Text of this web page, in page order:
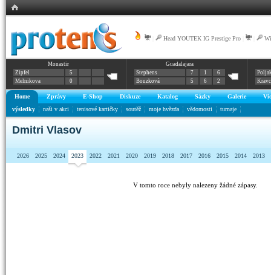
Head YOUTEK IG Prestige Pro
Monastir
Zipfel
5
Melnikova
0
Guadalajara
Stephens
7 1
6
Bouzková
5 6 2
Home Zprávy E-Shop Diskuze Katalog Sázky Galerie
výsledky
naši v akci tenisové kartičky soutěž moje hvězda vědomosti turnaje
Dmitri Vlasov
2026 2025 2024 2023 2022 2021 2020 2019 2018 2017 2016 2015 2014 2013
V tomto roce nebyly nalezeny žádné zápasy.